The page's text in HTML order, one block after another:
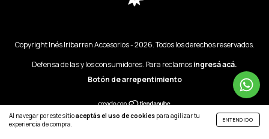
Al navegar por este sitioaceptás el uso de cookies para agilizar tu
experiencia de compra.
ENTENDIDO
Copyright Inés Iribarren Accesorios - 2026. Todos los derechos reservados.
Defensa de las y los consumidores. Para reclamosingresá acá.
Botón de arrepentimiento